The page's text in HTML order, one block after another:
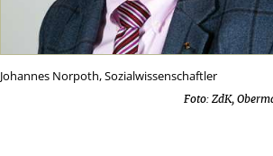
Johannes Norpoth, Sozialwissenschaftler
Foto: ZdK,